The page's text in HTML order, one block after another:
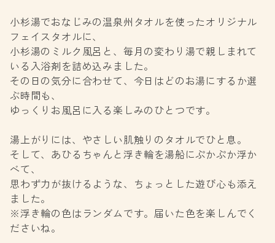
小杉湯でおなじみの温泉州タオルを使ったオリジナル
フェイスタオルに、
小杉湯のミルク風呂と、毎月の変わり湯で親しまれて
いる入浴剤を詰め込みました。
その日の気分に合わせて、今日はどのお湯にするか選
ぶ時間も、
ゆっくりお風呂に入る楽しみのひとつです。
湯上がりには、やさしい肌触りのタオルでひと息。
そして、あひるちゃんと浮き輪を湯船にぷかぷか浮か
べて、
思わず力が抜けるような、ちょっとした遊び心も添え
ました。
※浮き輪の色はランダムです。届いた色を楽しんでく
ださいね。